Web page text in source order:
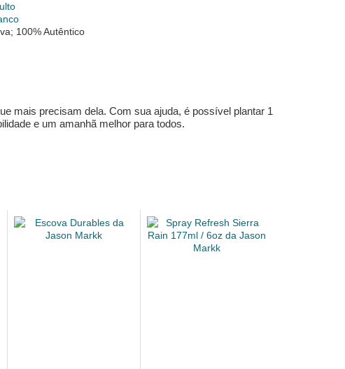
100% Autêntico
mais precisam dela. Com sua ajuda, é possível plantar 1
e um amanhã melhor para todos.